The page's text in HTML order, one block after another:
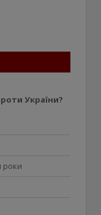
України?
роки